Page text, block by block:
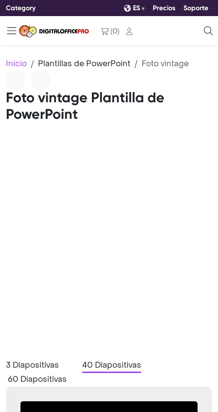
Category ES Precios Soporte
(0)
Inicio Plantillas de PowerPoint Foto vintage
Foto vintage Plantilla de
PowerPoint
3 Diapositivas
40 Diapositivas
60 Diapositivas